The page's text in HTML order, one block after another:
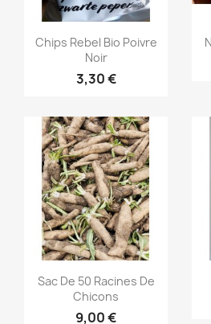
Aperçu rapide
Chips Rebel Bio Poivre
Noir
3,30 €
Aperçu rapide
Sac De 50 Racines De
Chicons
9,00 €